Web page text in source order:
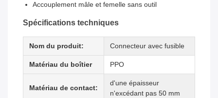
Accouplement mâle et femelle sans outil
Spécifications techniques
Nom du produit: Connecteur avec fusible
Matériau du boîtier PPO
Matériau de contact:
d'une épaisseur
n'excédant pas 50 mm